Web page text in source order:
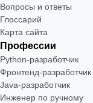
Вопросы и ответы
Глоссарий
Карта сайта
Профессии
Python-разработчик
Фронтенд-разработчик
Java-разработчик
Инженер по ручному